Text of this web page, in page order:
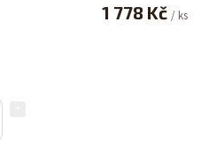
1 778 Kč / ks